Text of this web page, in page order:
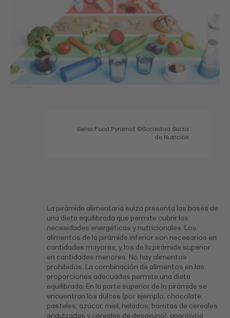
Swiss Food Pyramid ©Sociedad Suiza
de Nutrición
La pirámide alimentaria suiza presenta las bases de
una dieta equilibrada que permite cubrir las
necesidades energéticas y nutricionales. Los
alimentos de la pirámide inferior son necesarios en
cantidades mayores, y los de la pirámide superior
en cantidades menores. No hay alimentos
prohibidos. La combinación de alimentos en las
proporciones adecuadas permite una dieta
equilibrada. En la parte superior de la pirámide se
encuentran los dulces (por ejemplo, chocolate,
pasteles, azúcar, miel, helados, barritas de cereales
endulzadas y cereales de desayuno), aperitivos